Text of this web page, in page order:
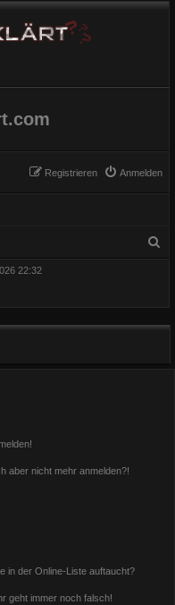
Anmelden
Registrieren
e
22:32
aber nicht mehr anmelden?!
in der Online-Liste auftaucht?
geht immer noch falsch!